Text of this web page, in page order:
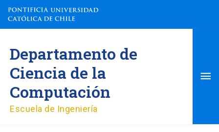
contenido
Departamento de
Ciencia de la
Computación
Escuela de Ingeniería